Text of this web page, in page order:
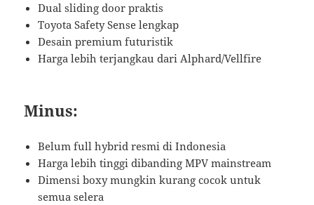
Dual sliding door praktis
Toyota Safety Sense lengkap
Desain premium futuristik
Harga lebih terjangkau dari Alphard/Vellfire
Minus:
Belum full hybrid resmi di Indonesia
Harga lebih tinggi dibanding MPV mainstream
Dimensi boxy mungkin kurang cocok untuk
semua selera